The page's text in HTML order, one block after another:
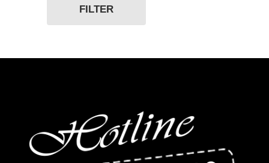
40.0 x 22.0 x 11.2cm
FILTER